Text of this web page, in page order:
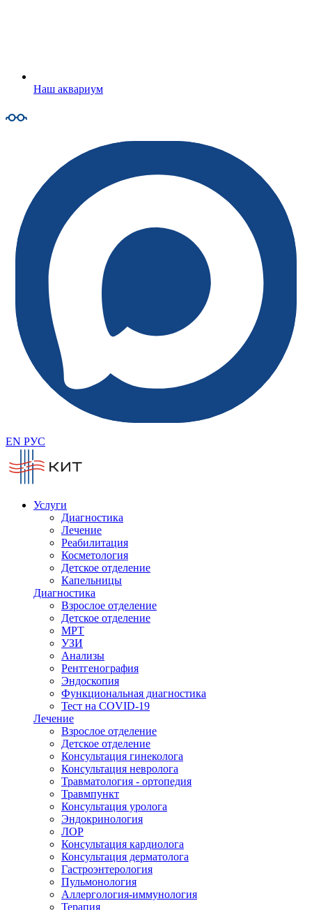
Наш аквариум
EN РУС
Услуги
Диагностика
Лечение
Реабилитация
Косметология
Детское отделение
Капельницы
Диагностика
Взрослое отделение
Детское отделение
МРТ
УЗИ
Анализы
Рентгенография
Эндоскопия
Функциональная диагностика
Тест на COVID-19
Лечение
Взрослое отделение
Детское отделение
Консультация гинеколога
Консультация невролога
Травматология - ортопедия
Травмпункт
Консультация уролога
Эндокринология
ЛОР
Консультация кардиолога
Консультация дерматолога
Гастроэнтерология
Пульмонология
Аллергология-иммунология
Терапия